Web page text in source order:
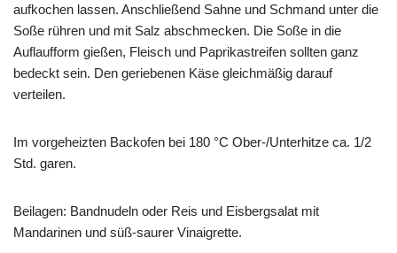
aufkochen lassen. Anschließend Sahne und Schmand unter die
Soße rühren und mit Salz abschmecken. Die Soße in die
Auflaufform gießen, Fleisch und Paprikastreifen sollten ganz
bedeckt sein. Den geriebenen Käse gleichmäßig darauf
verteilen.
Im vorgeheizten Backofen bei 180 °C Ober-/Unterhitze ca. 1/2
Std. garen.
Beilagen: Bandnudeln oder Reis und Eisbergsalat mit
Mandarinen und süß-saurer Vinaigrette.